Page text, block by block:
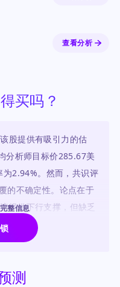
查看分析
买吗？
股提供有吸引力的估
分析师目标价285.67美
2.94%。然而，共识评
的不确定性。论点在于
提供下行支撑，但缺乏
整信息
测